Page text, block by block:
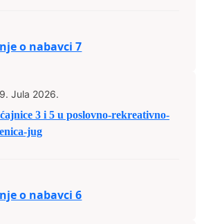
o nabavci 7
Jula 2026.
3 i 5 u poslovno-rekreativno-
jug
o nabavci 6